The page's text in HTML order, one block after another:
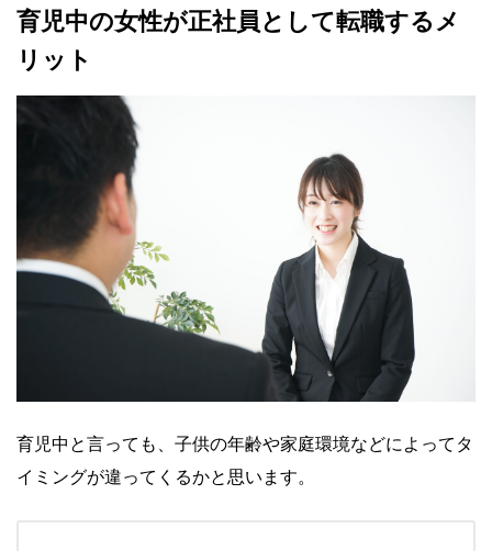
育児中の女性が正社員として転職するメ
リット
育児中と言っても、子供の年齢や家庭環境などによってタ
イミングが違ってくるかと思います。